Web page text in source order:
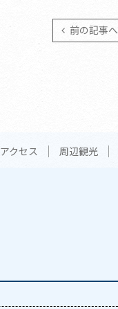
前の記事へ
アクセス 周辺観光